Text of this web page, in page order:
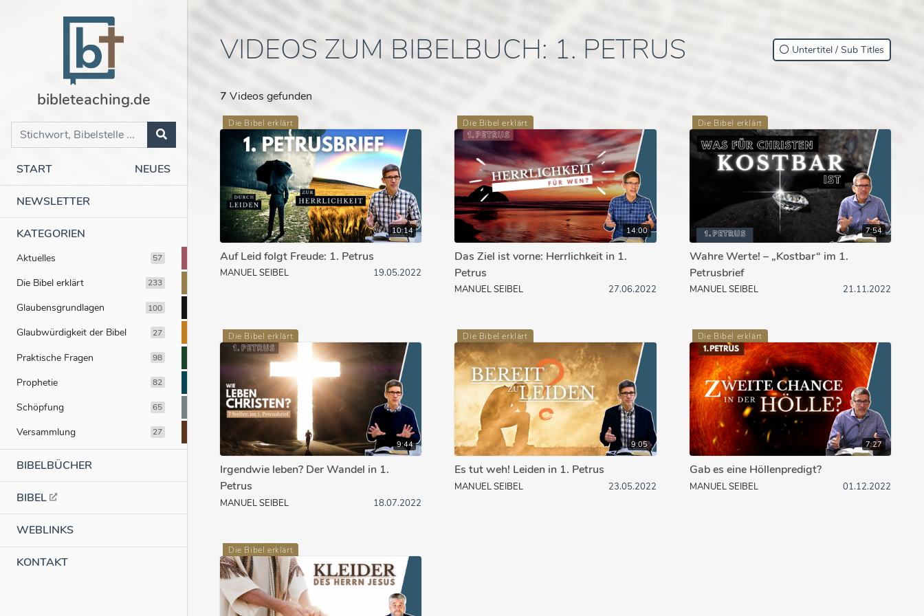
bibleteaching.de
START NEUES
NEWSLETTER
KATEGORIEN
Aktuelles 57
Die Bibel erklärt 233
Glaubensgrundlagen 100
Glaubwürdigkeit der Bibel 27
Praktische Fragen 98
Prophetie 82
Schöpfung 65
Versammlung 27
BIBELBÜCHER
BIBEL
WEBLINKS
KONTAKT
VIDEOS ZUM BIBELBUCH: 1. PETRUS Untertitel / Sub Titles
7 Videos gefunden
Die Bibel erklärt
10:14
Auf Leid folgt Freude: 1. Petrus
MANUEL SEIBEL 19.05.2022
Die Bibel erklärt
14:00
Das Ziel ist vorne: Herrlichkeit in 1.
Petrus
MANUEL SEIBEL 27.06.2022
Die Bibel erklärt
7:54
Wahre Werte! – „Kostbar“ im 1.
Petrusbrief
MANUEL SEIBEL 21.11.2022
Die Bibel erklärt
9:44
Irgendwie leben? Der Wandel in 1.
Petrus
MANUEL SEIBEL 18.07.2022
Die Bibel erklärt
9:05
Es tut weh! Leiden in 1. Petrus
MANUEL SEIBEL 23.05.2022
Die Bibel erklärt
7:27
Gab es eine Höllenpredigt?
MANUEL SEIBEL 01.12.2022
Die Bibel erklärt